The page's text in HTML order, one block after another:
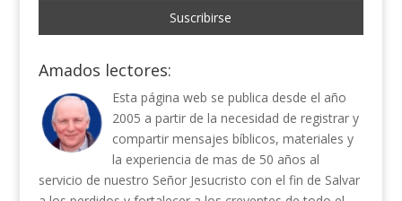
Amados lectores:
Esta página web se publica desde el año
2005 a partir de la necesidad de registrar y
compartir mensajes bíblicos, materiales y
la experiencia de mas de 50 años al
servicio de nuestro Señor Jesucristo con el fin de Salvar